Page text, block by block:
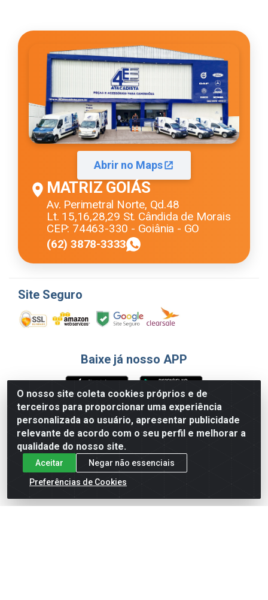
O nosso site coleta cookies próprios e de
terceiros para proporcionar uma experiência
personalizada ao usuário, apresentar publicidade
relevante de acordo com o seu perfil e melhorar a
qualidade do nosso site.
Aceitar
Negar não essenciais
Preferências de Cookies
Abrir no Maps
MATRIZ GOIÁS
Av. Perimetral Norte, Qd.48
Lt. 15,16,28,29 St. Cândida de Morais
CEP: 74463-330 - Goiânia - GO
(62) 3878-3333
Site Seguro
Baixe já nosso APP
Formas de Pagamento